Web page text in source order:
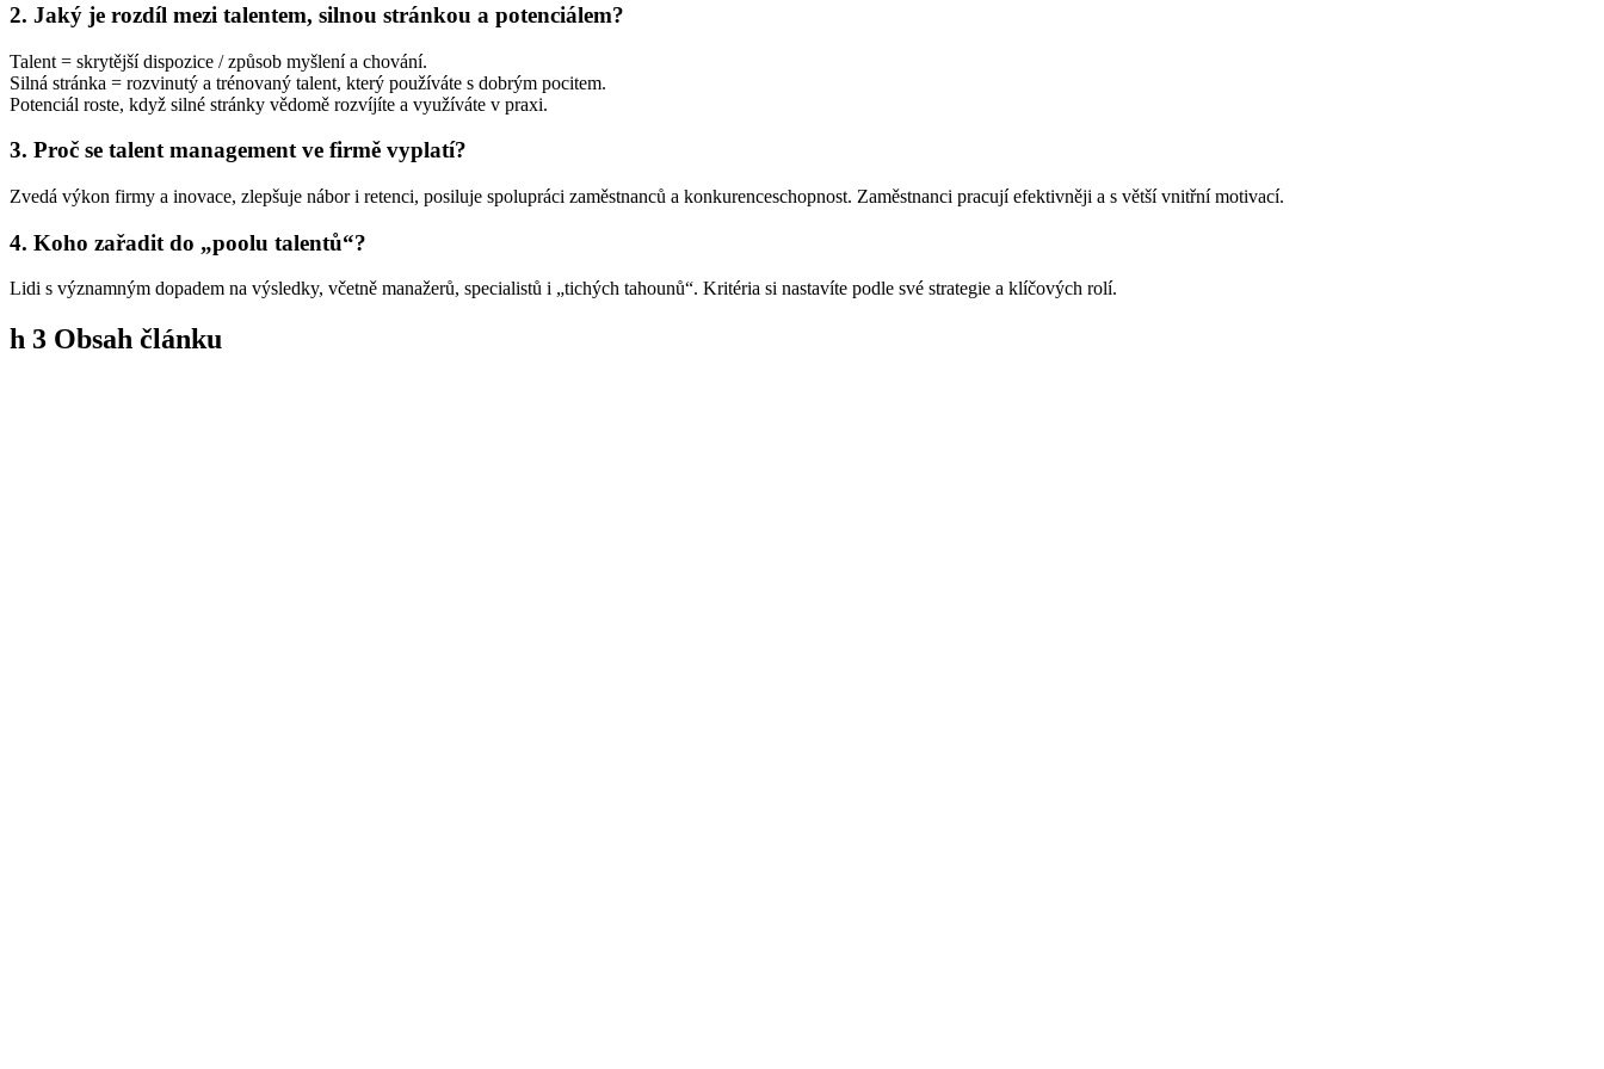
2. Jaký je rozdíl mezi talentem, silnou stránkou a potenciálem?
Talent = skrytější dispozice / způsob myšlení a chování.
Silná stránka = rozvinutý a trénovaný talent, který používáte s dobrým pocitem.
Potenciál roste, když silné stránky vědomě rozvíjíte a využíváte v praxi.
3. Proč se talent management ve firmě vyplatí?
Zvedá výkon firmy a inovace, zlepšuje nábor i retenci, posiluje spolupráci zaměstnanců a konkurenceschopnost. Zaměstnanci pracují efektivněji a s větší vnitřní motivací.
4. Koho zařadit do „poolu talentů“?
Lidi s významným dopadem na výsledky, včetně manažerů, specialistů i „tichých tahounů“. Kritéria si nastavíte podle své strategie a klíčových rolí.
h 3 Obsah článku